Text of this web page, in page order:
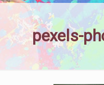
pexels-